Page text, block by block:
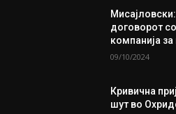
договорот
компанија за
09/10/2024
Кривична
шут во